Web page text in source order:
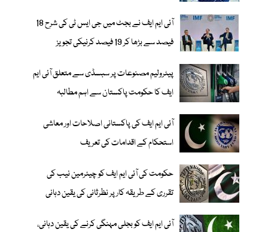
آئی ایم ایف نے بجٹ میں جی ایس ٹی کی شرح 18
فیصد سے بڑھا کر 19 فیصد کرنیکی تجویز
پیٹرولیم مصنوعات پر سبسڈی سے متعلق آئی ایم
ایف کا حکومت پاکستان سے اہم مطالبہ
آئی ایم ایف کی پاکستانی اصلاحات اور معاشی
استحکام کے اقدامات کی تعریف
حکومت کی آئی ایم ایف کو چیئرمین نیب کی
تقرری کے طریقہ کار پر نظرثانی کی یقین دہانی
آئی ایم ایف کو بجلی مہنگی کرنے کی یقین دہانی،